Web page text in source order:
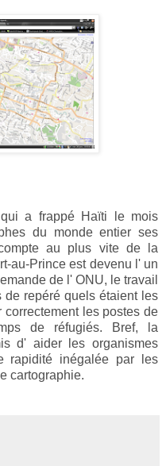
a frappé Haïti le mois
du monde entier ses
au plus vite de la
au-Prince est devenu l' un
de l' ONU, le travail
de repéré quels étaient les
les postes de
de réfugiés. Bref, la
d' aider les organismes
rapidité inégalée par les
cartographie.